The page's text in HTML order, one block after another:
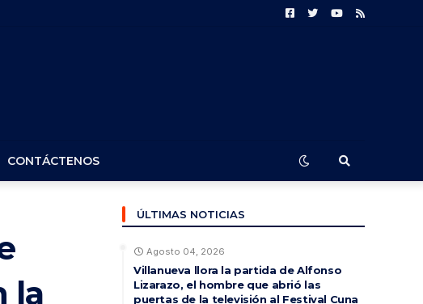
CONTÁCTENOS
la
ÚLTIMAS NOTICIAS
Agosto 04, 2026
Villanueva llora la partida de Alfonso
Lizarazo, el hombre que abrió las
puertas de la televisión al Festival Cuna